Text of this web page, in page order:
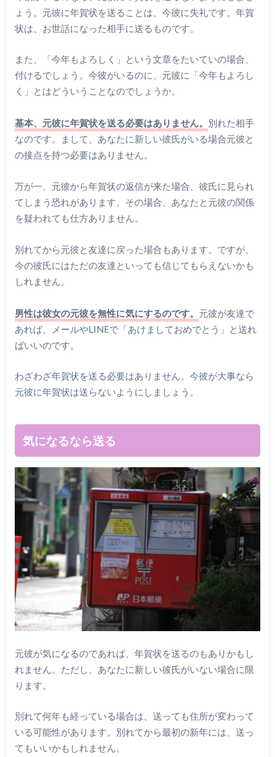
ょう。元彼に年賀状を送ることは、今彼に失礼です。年賀
状は、お世話になった相手に送るものです。
また、「今年もよろしく」という文章をたいていの場合、
付けるでしょう。今彼がいるのに、元彼に「今年もよろし
く」とはどういうことなのでしょうか。
基本、元彼に年賀状を送る必要はありません。 別れた相手
なのです。まして、あなたに新しい彼氏がいる場合元彼と
の接点を持つ必要はありません。
万が一、元彼から年賀状の返信が来た場合、彼氏に見られ
てしまう恐れがあります。その場合、あなたと元彼の関係
を疑われても仕方ありません。
別れてから元彼と友達に戻った場合もあります。ですが、
今の彼氏にはただの友達といっても信じてもらえないかも
しれません。
男性は彼女の元彼を無性に気にするのです。 元彼が友達で
あれば、メールやLINEで「あけましておめでとう」と送れ
ばいいのです。
わざわざ年賀状を送る必要はありません。今彼が大事なら
元彼に年賀状は送らないようにしましょう。
気になるなら送る
元彼が気になるのであれば、年賀状を送るのもありかもし
れません。ただし、あなたに新しい彼氏がいない場合に限
ります。
別れて何年も経っている場合は、送っても住所が変わって
いる可能性があります。別れてから最初の新年には、送っ
てもいいかもしれません。